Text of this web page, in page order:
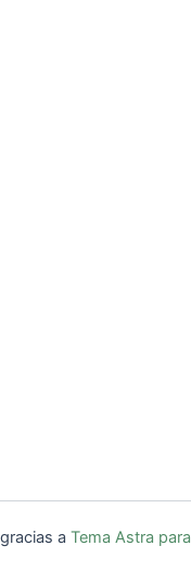
a Tema Astra para